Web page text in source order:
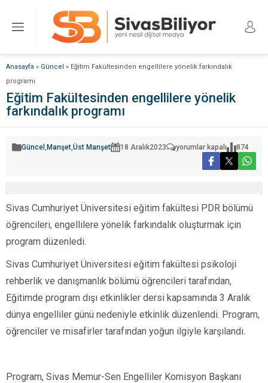
Anasayfa » Güncel » Eğitim Fakültesinden engellilere yönelik farkındalık
programı
Eğitim Fakültesinden engellilere yönelik
farkındalık programı
Güncel , Manşet,Üst Manşet 18 Aralık2023
Eğitim
Fakültesinden
engellilere
farkındalık
yorumlar kapalı 874
Sivas Cumhuriyet Üniversitesi eğitim fakültesi PDR bölümü
öğrencileri, engellilere yönelik farkındalık oluşturmak için
program düzenledi.
Sivas Cumhuriyet Üniversitesi eğitim fakültesi psikoloji
rehberlik ve danışmanlık bölümü öğrencileri tarafından,
Eğitimde program dışı etkinlikler dersi kapsamında 3 Aralık
dünya engelliler günü nedeniyle etkinlik düzenlendi. Program,
öğrenciler ve misafirler tarafından yoğun ilgiyle karşılandı.
Program, Sivas Memur-Sen Engelliler Komisyon Başkanı